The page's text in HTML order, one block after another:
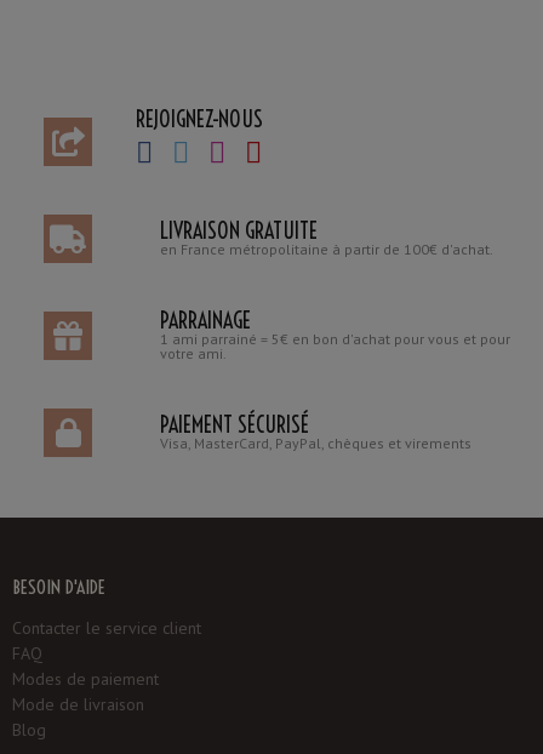
REJOIGNEZ-NOUS
LIVRAISON GRATUITE
en France métropolitaine à partir de 100€ d'achat.
PARRAINAGE
1 ami parrainé = 5€ en bon d'achat pour vous et pour
votre ami.
PAIEMENT SÉCURISÉ
Visa, MasterCard, PayPal, chèques et virements
BESOIN D'AIDE
Contacter le service client
FAQ
Modes de paiement
Mode de livraison
Blog